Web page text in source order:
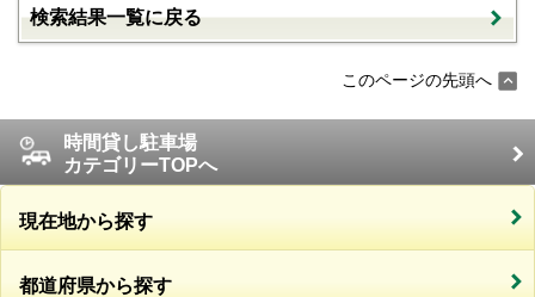
検索結果一覧に戻る
このページの先頭へ
時間貸し駐車場
カテゴリーTOPへ
現在地から探す
都道府県から探す